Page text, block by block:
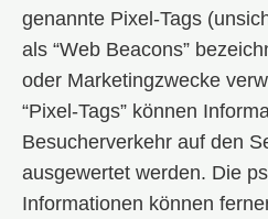
genannte Pixel-Tags
als “Web Beacons”
oder Marketingzwecke
“Pixel-Tags” können
Besucherverkehr auf den
ausgewertet werden. Die
Informationen können